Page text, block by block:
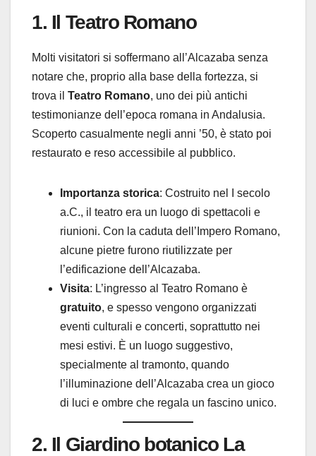
1. Il Teatro Romano
Molti visitatori si soffermano all’Alcazaba senza
notare che, proprio alla base della fortezza, si
trova il Teatro Romano, uno dei più antichi
testimonianze dell’epoca romana in Andalusia.
Scoperto casualmente negli anni ’50, è stato poi
restaurato e reso accessibile al pubblico.
Importanza storica: Costruito nel I secolo
a.C., il teatro era un luogo di spettacoli e
riunioni. Con la caduta dell’Impero Romano,
alcune pietre furono riutilizzate per
l’edificazione dell’Alcazaba.
Visita: L’ingresso al Teatro Romano è
gratuito, e spesso vengono organizzati
eventi culturali e concerti, soprattutto nei
mesi estivi. È un luogo suggestivo,
specialmente al tramonto, quando
l’illuminazione dell’Alcazaba crea un gioco
di luci e ombre che regala un fascino unico.
2. Il Giardino botanico La